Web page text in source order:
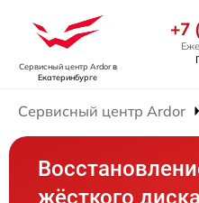
Сервисный центр Ardorв
Екатеринбурге
+7
Сервисный центр Ardor
жёсткого